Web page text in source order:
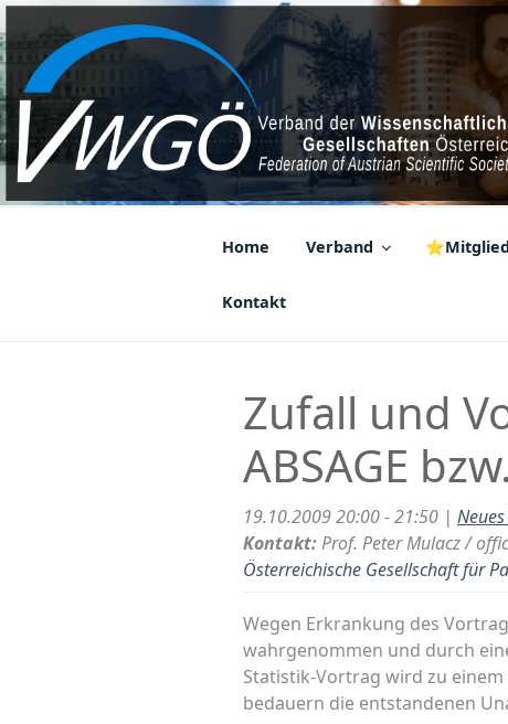
Zum
Inhalt
springen
VWGÖ
Federation of Austrian Scientific
Home Verband
Kontakt
Zufall und
ABSAGE
19.10.2009 20:00 - 21:50 |
Kontakt:Prof. Peter Mulacz /
Österreichische Gesellschaft für
Wegen Erkrankung des
wahrgenommen und durch
Statistik-Vortrag wird zu
bedauern die entstandenen